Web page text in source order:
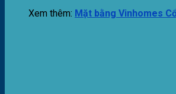
Xem thêm: Mặt bằng Vinhomes